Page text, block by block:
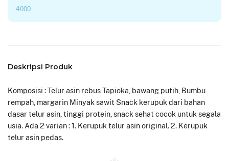
4000
Deskripsi Produk
Komposisi : Telur asin rebus Tapioka, bawang putih, Bumbu
rempah, margarin Minyak sawit Snack kerupuk dari bahan
dasar telur asin, tinggi protein, snack sehat cocok untuk segala
usia. Ada 2 varian : 1. Kerupuk telur asin original. 2. Kerupuk
telur asin pedas.